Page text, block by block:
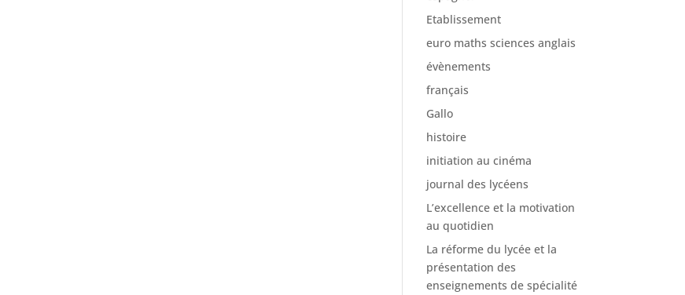
Etablissement
euro maths sciences anglais
évènements
français
Gallo
histoire
initiation au cinéma
journal des lycéens
L’excellence et la motivation
au quotidien
La réforme du lycée et la
présentation des
enseignements de spécialité